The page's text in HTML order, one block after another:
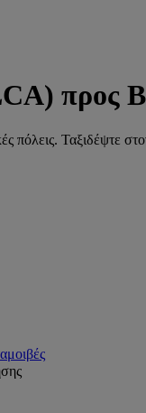
προς
πόλεις. Ταξιδέψτε